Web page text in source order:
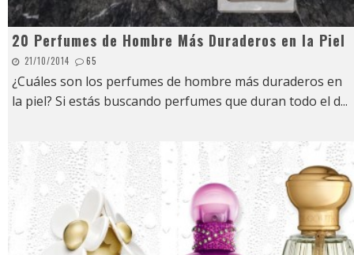
20 Perfumes de Hombre Más Duraderos en la Piel
21/10/2014 65
¿Cuáles son los perfumes de hombre más duraderos en
la piel? Si estás buscando perfumes que duran todo el d...